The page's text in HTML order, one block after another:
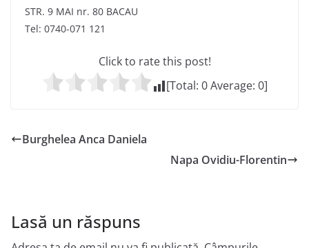
STR. 9 MAI nr. 80 BACAU
Tel: 0740-071 121
Click to rate this post!
[Total: 0Average: 0]
Burghelea Anca Daniela
Napa Ovidiu-Florentin
Lasă un răspuns